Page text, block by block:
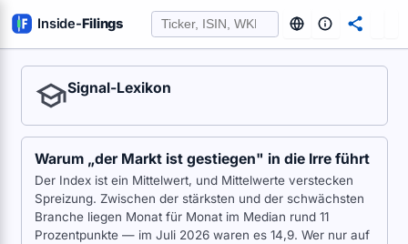
Inside-Filings
Signal-Lexikon
Warum „der Markt ist gestiegen" in die Irre führt
Der Index ist ein Mittelwert, und Mittelwerte verstecken
Spreizung. Zwischen der stärksten und der schwächsten
Branche liegen Monat für Monat im Median rund 11
Prozentpunkte — im Juli 2026 waren es 14,9. Wer nur auf